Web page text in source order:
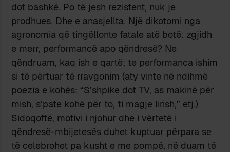
dot bashkë. Po të jesh rezistent, nuk je
prodhues. Dhe e anasjellta. Një dikotomi nga
agronomia që tingëllonte fatale atë botë: zgjidh
e merr, performancë apo qëndresë? Ne
qëndruam, kaq ish e qartë; te performanca ishim
si të përtuar të rravgonim (aty vinte në ndihmë
poezia e kohës: “S’shpike dot TV, as makinë për
mish, s’pate kohë për to, ti magje lirish,” etj.)
Sidoqoftë, motivi i njohur dhe i vërtetë i
qëndresë-mbijetesës duhet kuptuar përpara se
të celebrohet pa kusht e me pompë, në duam të